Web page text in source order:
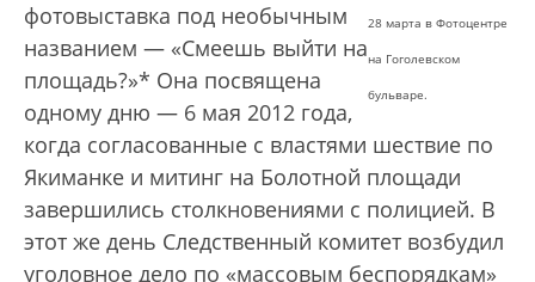
28 марта в Фотоцентре
на Гоголевском
бульваре.
фотовыставка под необычным
названием — «Смеешь выйти на
площадь?»* Она посвящена
одному дню — 6 мая 2012 года,
когда согласованные с властями шествие по
Якиманке и митинг на Болотной площади
завершились столкновениями с полицией. В
этот же день Следственный комитет возбудил
уголовное дело по «массовым беспорядкам»